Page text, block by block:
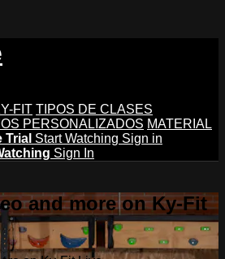
FIT TIPOS DE CLASES
PERSONALIZADOS MATERIAL
Trial Start Watching Sign in
Sign In
and more on Ky-Fit